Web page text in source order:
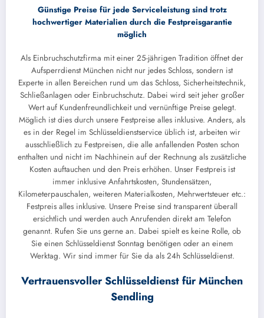
Günstige Preise für jede Serviceleistung sind trotz
hochwertiger Materialien durch die Festpreisgarantie
möglich
Als Einbruchschutzfirma mit einer 25-jährigen Tradition öffnet der
Aufsperrdienst München nicht nur jedes Schloss, sondern ist
Experte in allen Bereichen rund um das Schloss, Sicherheitstechnik,
Schließanlagen oder Einbruchschutz. Dabei wird seit jeher großer
Wert auf Kundenfreundlichkeit und vernünftige Preise gelegt.
Möglich ist dies durch unsere Festpreise alles inklusive. Anders, als
es in der Regel im Schlüsseldienstservice üblich ist, arbeiten wir
ausschließlich zu Festpreisen, die alle anfallenden Posten schon
enthalten und nicht im Nachhinein auf der Rechnung als zusätzliche
Kosten auftauchen und den Preis erhöhen. Unser Festpreis ist
immer inklusive Anfahrtskosten, Stundensätzen,
Kilometerpauschalen, weiteren Materialkosten, Mehrwertsteuer etc.:
Festpreis alles inklusive. Unsere Preise sind transparent überall
ersichtlich und werden auch Anrufenden direkt am Telefon
genannt. Rufen Sie uns gerne an. Dabei spielt es keine Rolle, ob
Sie einen Schlüsseldienst Sonntag benötigen oder an einem
Werktag. Wir sind immer für Sie da als 24h Schlüsseldienst.
Vertrauensvoller Schlüsseldienst für München
Sendling